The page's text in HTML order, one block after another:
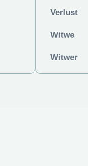
Verlust
Witwe
Witwer